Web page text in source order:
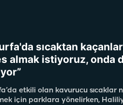
sıcaktan
almak istiyoruz, onda
etkili olan kavurucu
için parklara yönelirken,